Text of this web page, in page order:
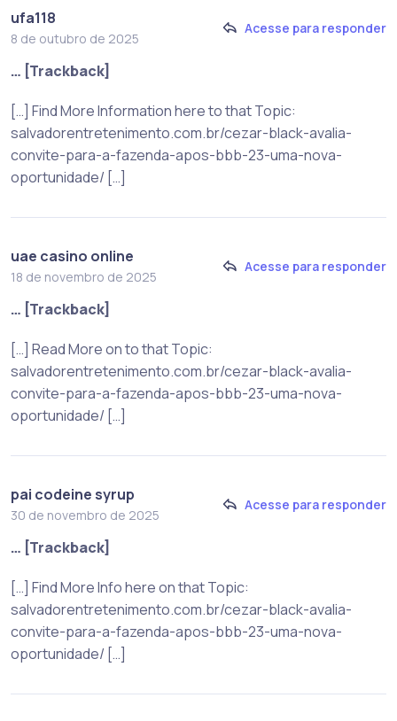
ufa118
8 de outubro de 2025
Acesse para responder
… [Trackback]
[…] Find More Information here to that Topic:
salvadorentretenimento.com.br/cezar-black-avalia-
convite-para-a-fazenda-apos-bbb-23-uma-nova-
oportunidade/ […]
uae casino online
18 de novembro de 2025
Acesse para responder
… [Trackback]
[…] Read More on to that Topic:
salvadorentretenimento.com.br/cezar-black-avalia-
convite-para-a-fazenda-apos-bbb-23-uma-nova-
oportunidade/ […]
pai codeine syrup
30 de novembro de 2025
Acesse para responder
… [Trackback]
[…] Find More Info here on that Topic:
salvadorentretenimento.com.br/cezar-black-avalia-
convite-para-a-fazenda-apos-bbb-23-uma-nova-
oportunidade/ […]